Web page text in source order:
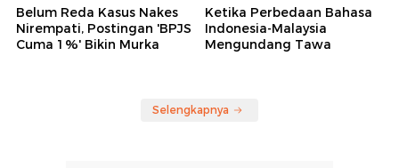
Belum Reda Kasus Nakes
Nirempati, Postingan 'BPJS
Cuma 1%' Bikin Murka
Ketika Perbedaan Bahasa
Indonesia-Malaysia
Mengundang Tawa
Selengkapnya